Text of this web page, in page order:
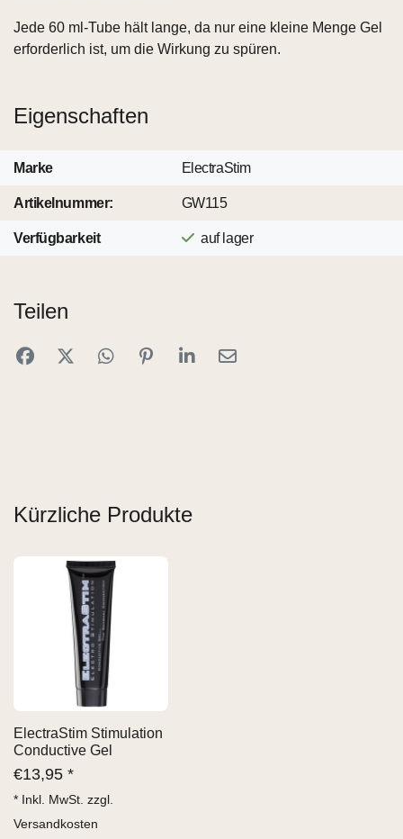
Jede 60 ml-Tube hält lange, da nur eine kleine Menge Gel
erforderlich ist, um die Wirkung zu spüren.
Eigenschaften
Marke ElectraStim
Artikelnummer: GW115
Verfügbarkeit auf lager
Teilen
Kürzliche Produkte
ElectraStim Stimulation
Conductive Gel
€13,95 *
* Inkl. MwSt. zzgl.
Versandkosten